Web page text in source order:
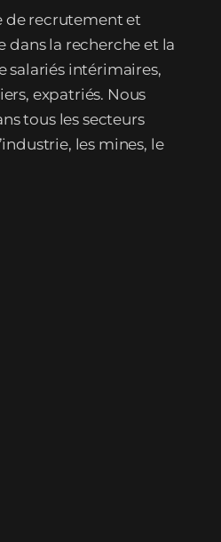
de recrutement et
dans la recherche et la
salariés intérimaires,
expatriés. Nous
tous les secteurs
les mines, le